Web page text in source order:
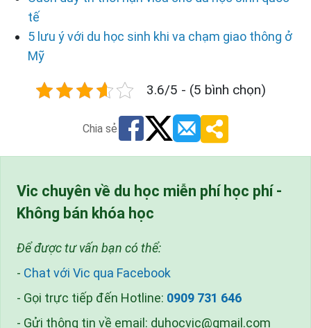
tế
5 lưu ý với du học sinh khi va chạm giao thông ở
Mỹ
3.6/5 - (5 bình chọn)
Chia sẻ
Vic chuyên về du học miễn phí học phí -
Không bán khóa học
Để được tư vấn bạn có thể:
- Chat với Vic qua Facebook
- Gọi trực tiếp đến Hotline: 0909 731 646
- Gửi thông tin về email: duhocvic@gmail.com